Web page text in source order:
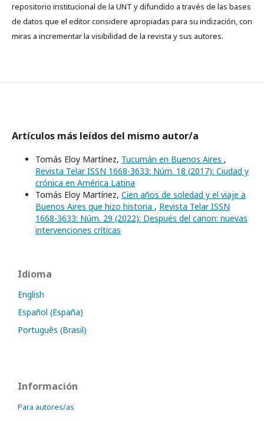
repositorio institucional de la UNT y difundido a través de las bases
de datos que el editor considere apropiadas para su indización, con
miras a incrementar la visibilidad de la revista y sus autores.
Artículos más leídos del mismo autor/a
Tomás Eloy Martínez, Tucumán en Buenos Aires ,
Revista Telar ISSN 1668-3633: Núm. 18 (2017): Ciudad y
crónica en América Latina
Tomás Eloy Martínez, Cien años de soledad y el viaje a
Buenos Aires que hizo historia , Revista Telar ISSN
1668-3633: Núm. 29 (2022): Después del canon: nuevas
intervenciones críticas
Idioma
English
Español (España)
Português (Brasil)
Información
Para autores/as